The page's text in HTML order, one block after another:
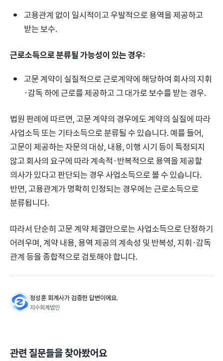
고용관계 없이 일시적이고 우발적으로 용역을 제공하고
받는 보수.
근로소득으로 분류될 가능성이 있는 경우:
고문 계약이 실질적으로 근로계약에 해당하여 회사의 지휘
·감독 하에 근로를 제공하고 그 대가로 보수를 받는 경우.
법원 판례에 따르면, 고문 계약의 경우에도 계약의 실질에 따라
사업소득 또는 기타소득으로 분류될 수 있습니다. 예를 들어,
고문이 제공하는 자문의 대상, 내용, 이행 시기 등이 특정되지
않고 회사의 요구에 따라 계속적·반복적으로 용역을 제공할
의사가 있다고 판단되는 경우 사업소득으로 볼 수 있습니다.
반면, 고용관계가 명확히 인정되는 경우에는 근로소득으로
분류됩니다.
따라서 단순히 고문 계약 체결만으로는 사업소득으로 단정하기
어려우며, 계약 내용, 용역 제공의 계속성 및 반복성, 지휘·감독
관계 등을 종합적으로 검토해야 합니다.
정성훈 회계사가 검증한 답변이에요.
지수회계법인
관련 질문들을 찾아봤어요